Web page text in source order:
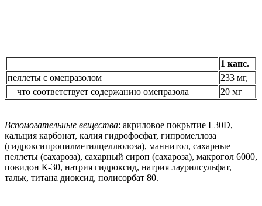
1 капс.
пеллеты с омепразолом
233 мг,
что соответствует содержанию омепразола
20 мг
Вспомогательные вещества: акриловое покрытие L30D,
кальция карбонат, калия гидрофосфат, гипромеллоза
(гидроксипропилметилцеллюлоза), маннитол, сахарные
пеллеты (сахароза), сахарный сироп (сахароза), макрогол 6000,
повидон К-30, натрия гидроксид, натрия лаурилсульфат,
тальк, титана диоксид, полисорбат 80.